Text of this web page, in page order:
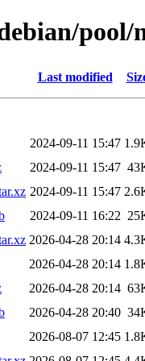
Last modified
2024-09-11 15:47
2024-09-11 15:47
2024-09-11 15:47
2024-09-11 16:22
2026-04-28 20:14
2026-04-28 20:14
2026-04-28 20:14
2026-04-28 20:40
2026-08-07 12:45